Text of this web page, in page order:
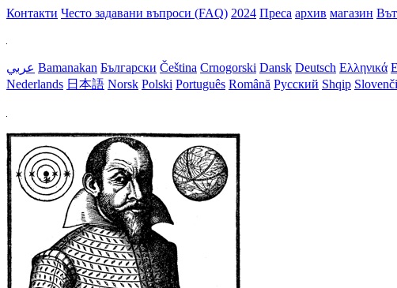
Контакти Често задавани въпроси (FAQ) 2024 Преса архив магазин
عربي Bamanakan Български Čeština Crnogorski Dansk Deutsch Ελληνικά
Nederlands 日本語 Norsk Polski Português Română Русский Shqip